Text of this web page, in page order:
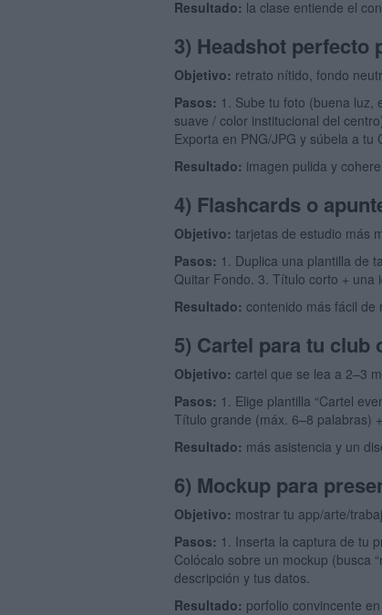
Resultado: la clase entiende el
3) Headshot perfecto
Objetivo: retrato nítido, fondo
Pasos: 1. Sube tu foto (buena luz,
suave / color institucional del
Exporta en PNG/JPG y súbela a tu
Resultado: imagen pulida y
4) Flashcards o
Objetivo: tarjetas de estudio más
Pasos: 1. Duplica una plantilla de
Quitar Fondo. 3. Título corto + una
Resultado: contenido más fácil de
5) Cartel para tu club
Objetivo: cartel que se lea a 2–3
Pasos: 1. Elige plantilla “Cartel
Título grande (máx. 6–8 palabras)
Resultado: más asistencia y un
6) Mockup para
Objetivo: mostrar tu app/arte/
Pasos: 1. Inserta la captura de tu
Colócalo sobre un mockup (busca
descripción y tus datos.
Resultado: porfolio convincente